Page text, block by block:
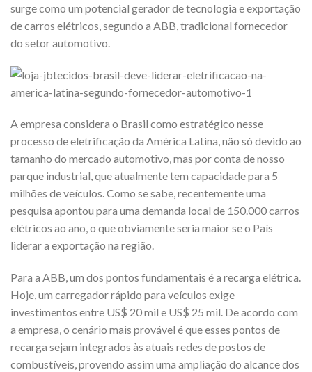
surge como um potencial gerador de tecnologia e exportação
de carros elétricos, segundo a ABB, tradicional fornecedor
do setor automotivo.
A empresa considera o Brasil como estratégico nesse
processo de eletrificação da América Latina, não só devido ao
tamanho do mercado automotivo, mas por conta de nosso
parque industrial, que atualmente tem capacidade para 5
milhões de veículos. Como se sabe, recentemente uma
pesquisa apontou para uma demanda local de 150.000 carros
elétricos ao ano, o que obviamente seria maior se o País
liderar a exportação na região.
Para a ABB, um dos pontos fundamentais é a recarga elétrica.
Hoje, um carregador rápido para veículos exige
investimentos entre US$ 20 mil e US$ 25 mil. De acordo com
a empresa, o cenário mais provável é que esses pontos de
recarga sejam integrados às atuais redes de postos de
combustíveis, provendo assim uma ampliação do alcance dos